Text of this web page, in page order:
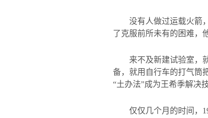
没有人做过运载火箭
了克服前所未有的困难，
来不及新建试验室，
备，就用自行车的打气筒
“土办法”成为王希季解决
仅仅几个月的时间，